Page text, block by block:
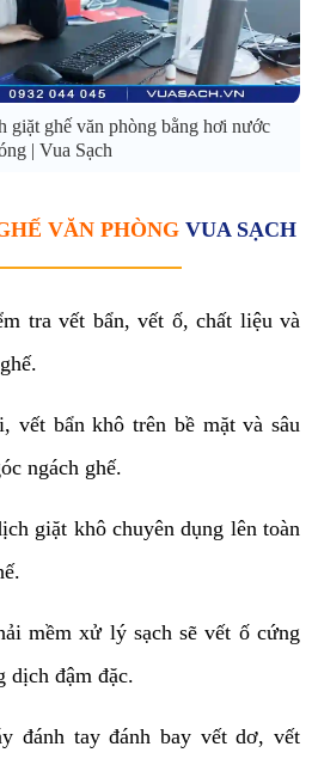
giặt ghế văn phòng bằng hơi nước
| Vua Sạch
VĂN PHÒNG VUA SẠCH
tra vết bẩn, vết ố, chất liệu và
vết bẩn khô trên bề mặt và sâu
ngách ghế.
giặt khô chuyên dụng lên toàn
mềm xử lý sạch sẽ vết ố cứng
dịch đậm đặc.
đánh tay đánh bay vết dơ, vết